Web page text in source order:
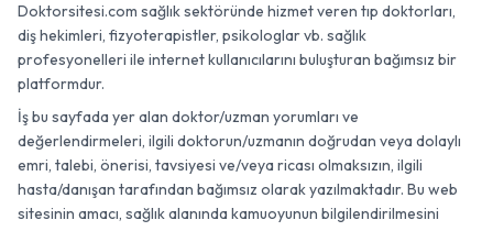
Doktorsitesi.com sağlık sektöründe hizmet veren tıp doktorları,
diş hekimleri, fizyoterapistler, psikologlar vb. sağlık
profesyonelleri ile internet kullanıcılarını buluşturan bağımsız bir
platformdur.
İş bu sayfada yer alan doktor/uzman yorumları ve
değerlendirmeleri, ilgili doktorun/uzmanın doğrudan veya dolaylı
emri, talebi, önerisi, tavsiyesi ve/veya ricası olmaksızın, ilgili
hasta/danışan tarafından bağımsız olarak yazılmaktadır. Bu web
sitesinin amacı, sağlık alanında kamuoyunun bilgilendirilmesini